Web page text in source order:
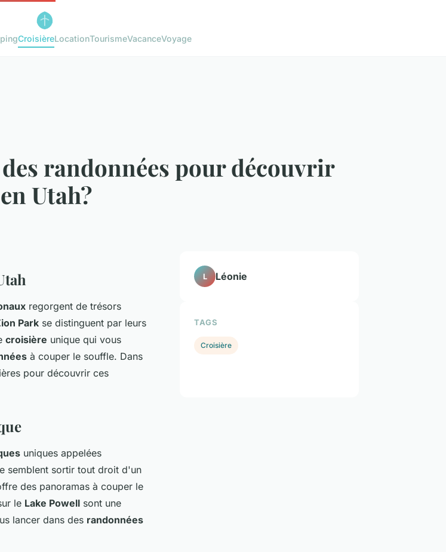
CroisièreLocationTourismeVacanceVoyage
randonnées pour découvrir
Utah?
regorgent de trésors
Park se distinguent par leurs
croisière unique qui vous
à couper le souffle. Dans
pour découvrir ces
uniques appelées
semblent sortir tout droit d'un
des panoramas à couper le
le Lake Powell sont une
lancer dans des randonnées
L Léonie
TAGS
Croisière